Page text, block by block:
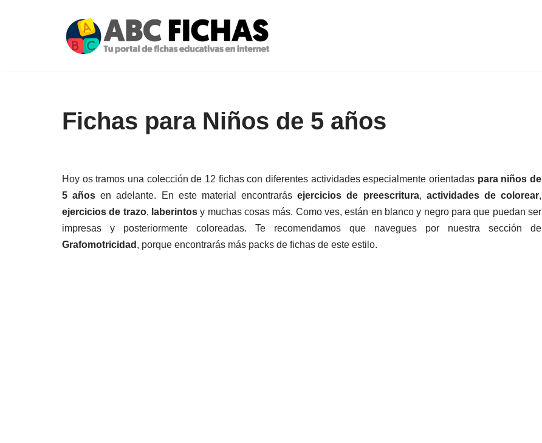
Fichas para Niños de 5 años
Hoy os tramos una colección de 12 fichas con diferentes actividades especialmente orientadas para niños de
5 años en adelante. En este material encontrarásejercicios de preescritura, actividades de colorear,
ejercicios de trazo, laberintos y muchas cosas más. Como ves, están en blanco y negro para que puedan ser
impresas y posteriormente coloreadas. Te recomendamos que navegues por nuestra sección de
Grafomotricidad , porque encontrarás más packs de fichas de este estilo.